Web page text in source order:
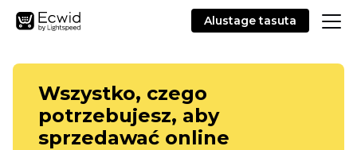
Alustage tasuta
Wszystko, czego
potrzebujesz, aby
sprzedawać online